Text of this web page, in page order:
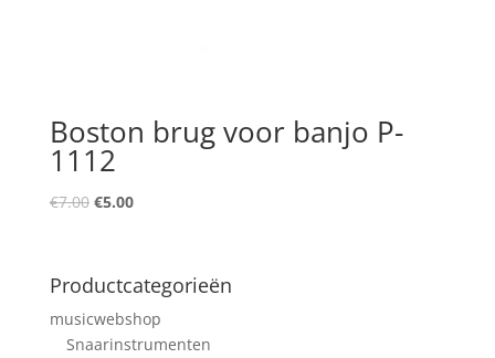
Boston brug voor banjo P-
1112
€7.00 Oorspronkelijke
€7.00.
€5.00Huidige
€5.00.
Productcategorieën
musicwebshop
Snaarinstrumenten